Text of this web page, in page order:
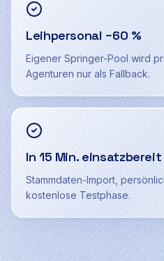
Leihpersonal −60 %
Eigener Springer-Pool wird
Agenturen nur als Fallback.
In 15 Min. einsatzbereit
Stammdaten-Import,
kostenlose Testphase.